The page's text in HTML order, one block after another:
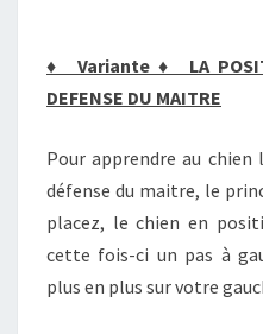
♦ Variante ♦
LA
DEFENSE DU MAITRE
Pour apprendre au
défense du maitre, le
placez, le chien en
cette fois-ci un pas à
plus en plus sur votre